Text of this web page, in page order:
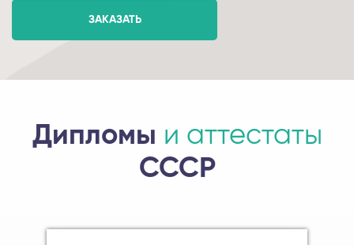
ЗАКАЗАТЬ
Дипломы и аттестаты
СССР